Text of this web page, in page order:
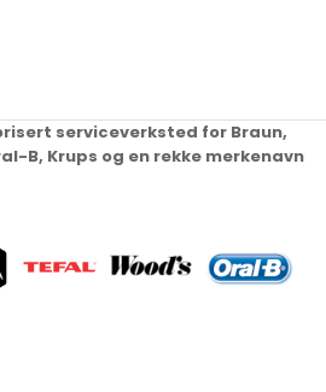
serviceverksted for Braun,
B, Krups og en rekke merkenavn